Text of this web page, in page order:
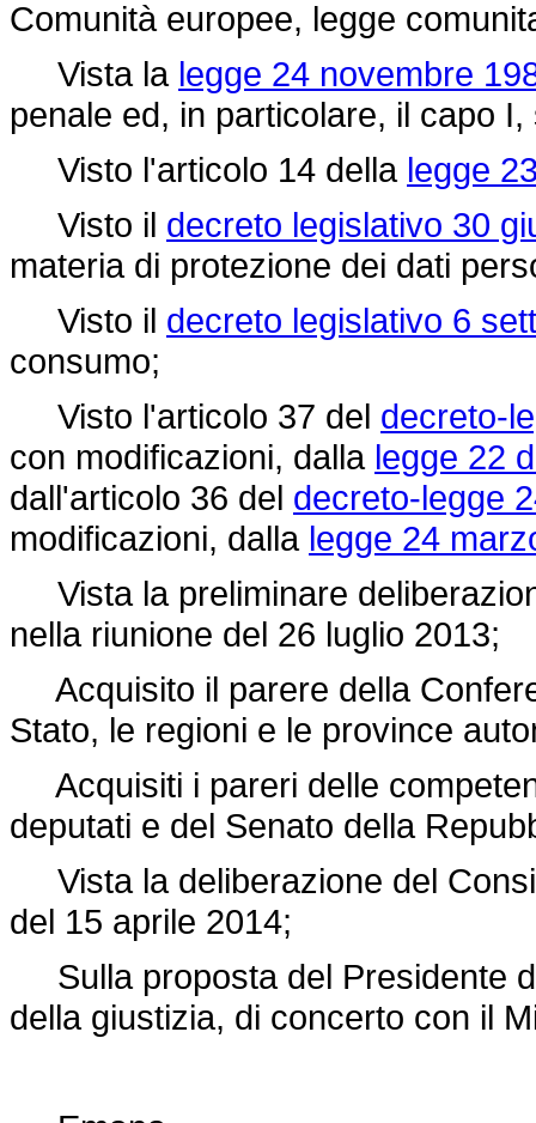
Comunità europee, legge
Vista la legge 24 novembre
penale ed, in particolare, il capo
Visto l'articolo 14 della legge
Visto il decreto legislativo 30
materia di protezione dei dati
Visto il decreto legislativo 6
consumo;
Visto l'articolo 37 del decreto-
con modificazioni, dalla legge 22
dall'articolo 36 del decreto-legge
modificazioni, dalla legge 24
Vista la preliminare
nella riunione del 26 luglio 2013;
Acquisito il parere della
Stato, le regioni e le province
Acquisiti i pareri delle
deputati e del Senato della
Vista la deliberazione del
del 15 aprile 2014;
Sulla proposta del Presidente
della giustizia, di concerto con il